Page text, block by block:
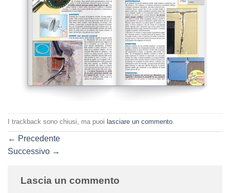
I trackback sono chiusi, ma puoi lasciare un commento
← Precedente
Successivo →
Lascia un commento